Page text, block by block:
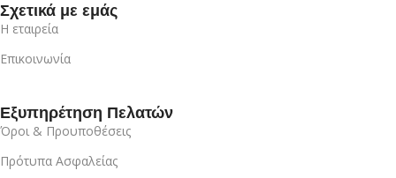
Σχετικά με εμάς
Η εταιρεία
Επικοινωνία
Εξυπηρέτηση Πελατών
Όροι & Προυποθέσεις
Πρότυπα Ασφαλείας